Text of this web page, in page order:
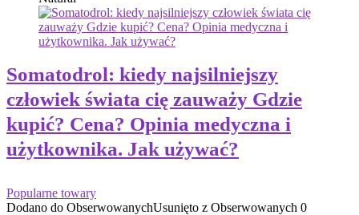
Somatodrol: kiedy najsilniejszy
człowiek świata cię zauważy Gdzie
kupić? Cena? Opinia medyczna i
użytkownika. Jak używać?
Popularne towary
Dodano do ObserwowanychUsunięto z Obserwowanych 0